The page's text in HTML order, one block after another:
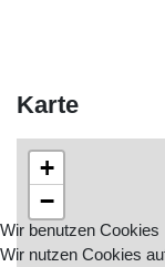
Karte
+
−
Wir benutzen Cookies
Wir nutzen Cookies